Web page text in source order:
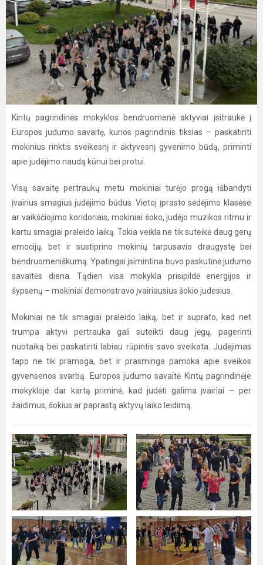
Kintų pagrindinės mokyklos bendruomenė aktyviai įsitraukė į
Europos judumo savaitę, kurios pagrindinis tikslas – paskatinti
mokinius rinktis sveikesnį ir aktyvesnį gyvenimo būdą, priminti
apie judėjimo naudą kūnui bei protui.
Visą savaitę pertraukų metu mokiniai turėjo progą išbandyti
įvairius smagius judėjimo būdus. Vietoj įprasto sėdėjimo klasėse
ar vaikščiojimo koridoriais, mokiniai šoko, judėjo muzikos ritmu ir
kartu smagiai praleido laiką. Tokia veikla ne tik suteikė daug gerų
emocijų, bet ir sustiprino mokinių tarpusavio draugystę bei
bendruomeniškumą. Ypatingai įsimintina buvo paskutinė judumo
savaitės diena. Tądien visa mokykla prisipildė energijos ir
šypsenų – mokiniai demonstravo įvairiausius šokio judesius.
Mokiniai ne tik smagiai praleido laiką, bet ir suprato, kad net
trumpa aktyvi pertrauka gali suteikti daug jėgų, pagerinti
nuotaiką bei paskatinti labiau rūpintis savo sveikata. Judėjimas
tapo ne tik pramoga, bet ir prasminga pamoka apie sveikos
gyvensenos svarbą. Europos judumo savaitė Kintų pagrindinėje
mokykloje dar kartą priminė, kad judėti galima įvairiai – per
žaidimus, šokius ar paprastą aktyvų laiko leidimą.